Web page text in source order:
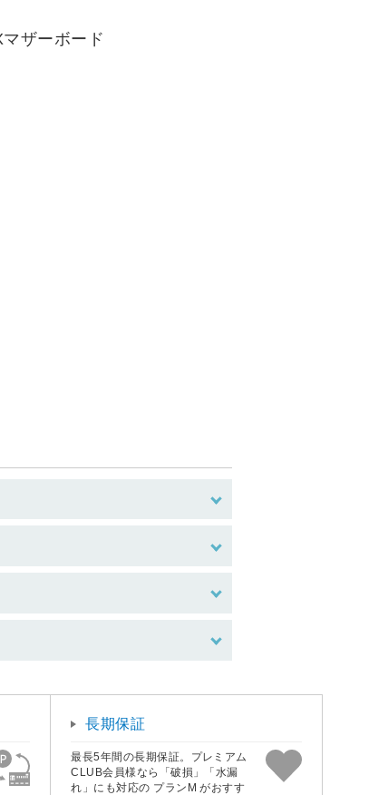
ザーボード
長期保証
最長5年間の長期保証。プレミアム
CLUB会員様なら「破損」「水漏
れ」にも対応の プランM がおすす